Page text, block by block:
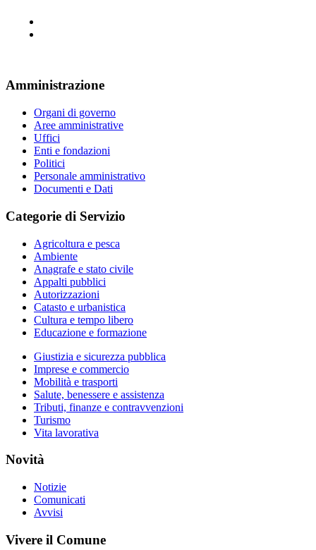
Amministrazione
Organi di governo
Aree amministrative
Uffici
Enti e fondazioni
Politici
Personale amministrativo
Documenti e Dati
Categorie di Servizio
Agricoltura e pesca
Ambiente
Anagrafe e stato civile
Appalti pubblici
Autorizzazioni
Catasto e urbanistica
Cultura e tempo libero
Educazione e formazione
Giustizia e sicurezza pubblica
Imprese e commercio
Mobilità e trasporti
Salute, benessere e assistenza
Tributi, finanze e contravvenzioni
Turismo
Vita lavorativa
Novità
Notizie
Comunicati
Avvisi
Vivere il Comune